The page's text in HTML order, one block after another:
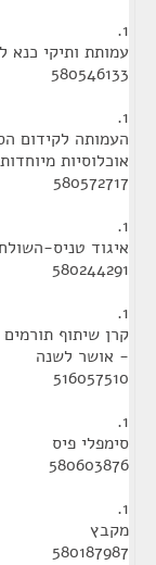
1.
עמותת ותיקי כנא
580546133
1.
העמותה לקידום
אוכלוסיות
580572717
1.
איגוד טניס-
580244291
1.
קרן שיתוף
- אושר לשנה
516057510
1.
סימפלי פיס
580603876
1.
מקבץ
580187987